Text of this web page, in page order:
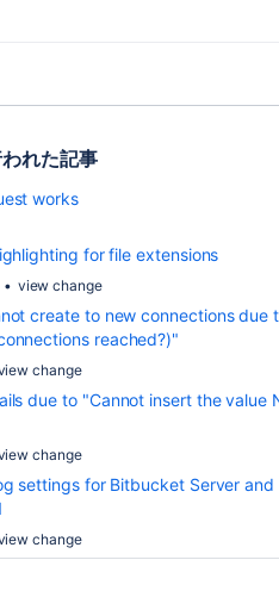
れた記事
works
for file extensions
view change
create to new connections due
reached?)"
change
due to "Cannot insert the value
change
settings for Bitbucket Server
change